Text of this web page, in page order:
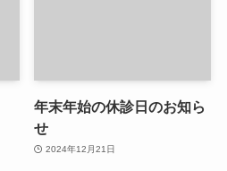
年末年始の休診日のお知ら
せ
2024年12月21日